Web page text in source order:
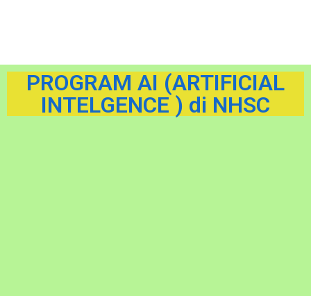
PROGRAM AI (ARTIFICIAL
INTELGENCE ) di NHSC